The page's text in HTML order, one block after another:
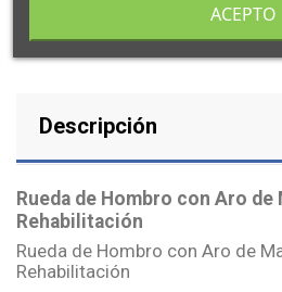
Descripción
Rueda de Hombro con Aro de
Rehabilitación
Rueda de Hombro con Aro de
Rehabilitación
ACEPTO